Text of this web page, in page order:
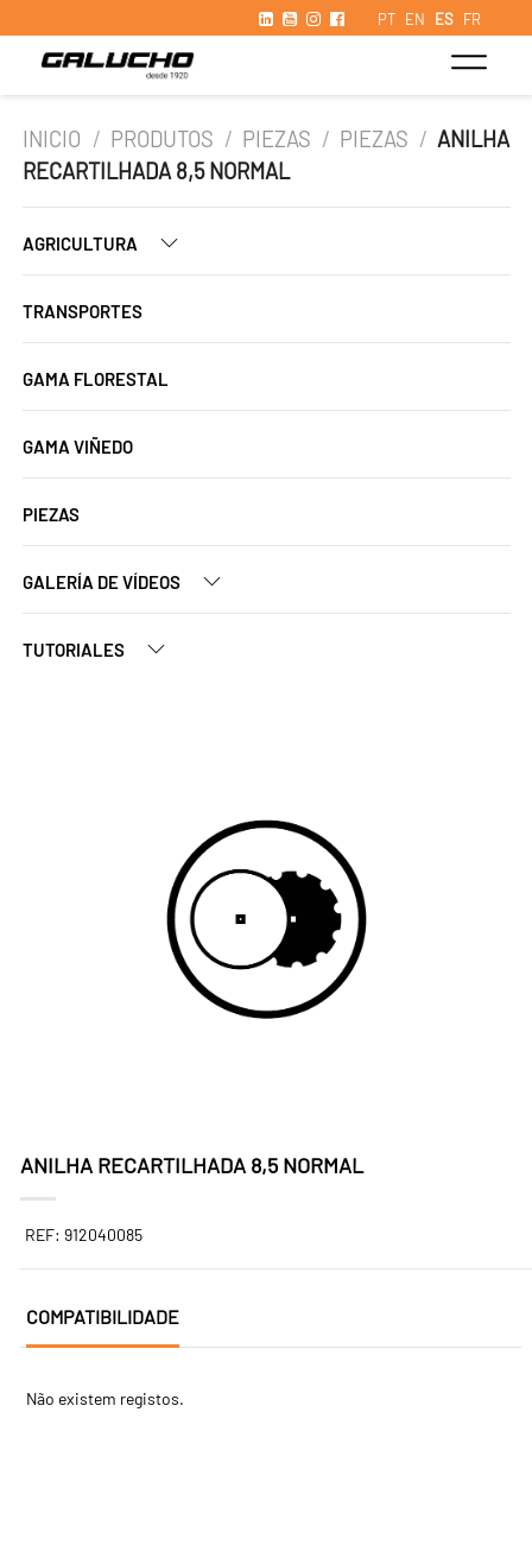
PT EN ES FR
INICIO / PRODUTOS / PIEZAS / PIEZAS / ANILHA
RECARTILHADA 8,5 NORMAL
AGRICULTURA
TRANSPORTES
GAMA FLORESTAL
GAMA VIÑEDO
PIEZAS
GALERÍA DE VÍDEOS
TUTORIALES
ANILHA RECARTILHADA 8,5 NORMAL
REF: 912040085
COMPATIBILIDADE
Não existem registos.